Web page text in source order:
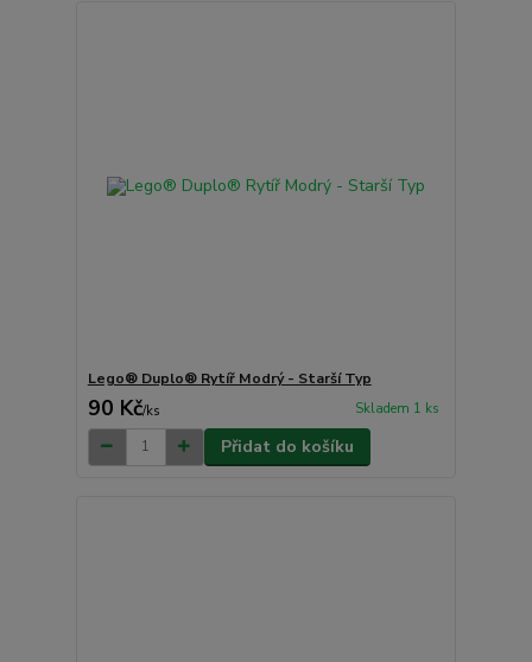
Lego® Duplo® Rytíř Modrý - Starší Typ
90 Kč/ks Skladem 1 ks
Přidat do košíku